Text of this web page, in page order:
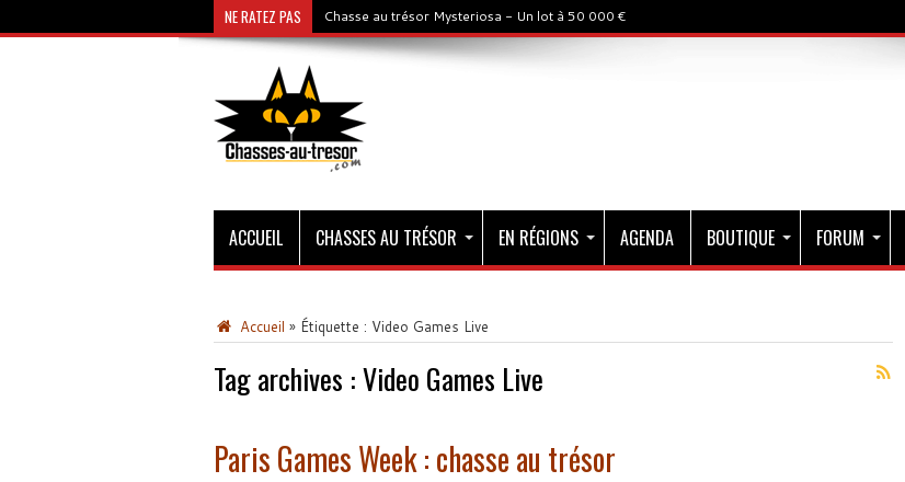
NE RATEZ PAS Chasse au trésor Mysteriosa - Un lot à 50 000 €
ACCUEIL CHASSES AU TRÉSOR EN RÉGIONS AGENDA BOUTIQUE FORUM
Accueil » Étiquette : Video Games Live
Tag archives :Video Games Live
Paris Games Week : chasse au trésor